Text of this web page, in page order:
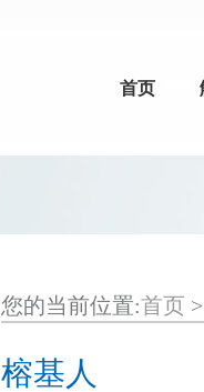
首页
您的当前位置:首页
榕基人